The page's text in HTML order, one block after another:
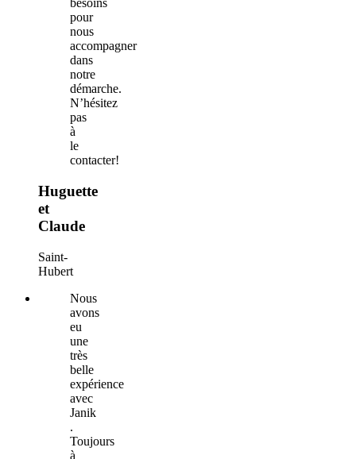
besoins
pour
nous
accompagner
dans
notre
démarche.
N’hésitez
pas
à
le
contacter!
Huguette
et
Claude
Saint-
Hubert
Nous
avons
eu
une
très
belle
expérience
avec
Janik
.
Toujours
à